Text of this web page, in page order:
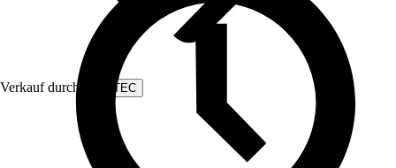
Verkauf durch: FUXTEC